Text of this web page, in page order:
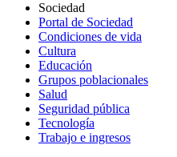
Sociedad
Portal de Sociedad
Condiciones de vida
Cultura
Educación
Grupos poblacionales
Salud
Seguridad pública
Tecnología
Trabajo e ingresos